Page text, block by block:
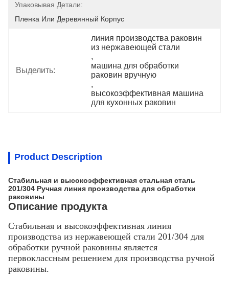
Упаковывая Детали:
Пленка Или Деревянный Корпус
Выделить:
линия производства раковин
из нержавеющей стали
,
машина для обработки
раковин вручную
,
высокоэффективная машина
для кухонных раковин
Product Description
Стабильная и высокоэффективная стальная сталь
201/304 Ручная линия производства для обработки
раковины
Описание продукта
Стабильная и высокоэффективная линия
производства из нержавеющей стали 201/304 для
обработки ручной раковины является
первоклассным решением для производства ручной
раковины.